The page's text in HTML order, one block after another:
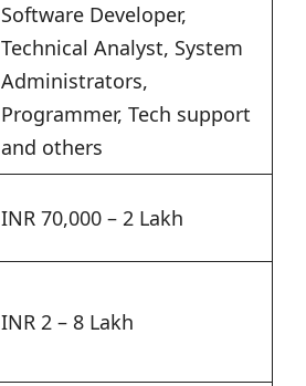
Software Developer,
Technical Analyst, System
Administrators,
Programmer, Tech support
and others
INR 70,000 – 2 Lakh
INR 2 – 8 Lakh